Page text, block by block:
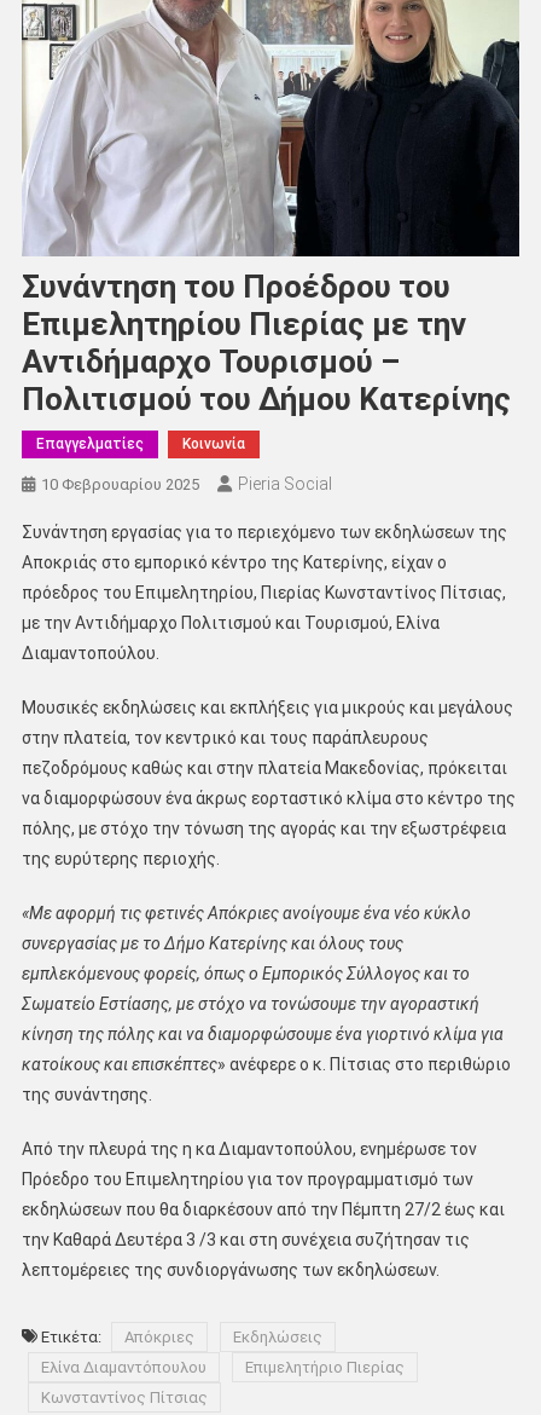
Συνάντηση του Προέδρου του
Επιμελητηρίου Πιερίας με την
Αντιδήμαρχο Τουρισμού –
Πολιτισμού του Δήμου Κατερίνης
Επαγγελματίες Κοινωνία
10 Φεβρουαρίου 2025 Pieria Social
Συνάντηση εργασίας για το περιεχόμενο των εκδηλώσεων της
Αποκριάς στο εμπορικό κέντρο της Κατερίνης, είχαν ο
πρόεδρος του Επιμελητηρίου, Πιερίας Κωνσταντίνος Πίτσιας,
με την Αντιδήμαρχο Πολιτισμού και Τουρισμού, Ελίνα
Διαμαντοπούλου.
Μουσικές εκδηλώσεις και εκπλήξεις για μικρούς και μεγάλους
στην πλατεία, τον κεντρικό και τους παράπλευρους
πεζοδρόμους καθώς και στην πλατεία Μακεδονίας, πρόκειται
να διαμορφώσουν ένα άκρως εορταστικό κλίμα στο κέντρο της
πόλης, με στόχο την τόνωση της αγοράς και την εξωστρέφεια
της ευρύτερης περιοχής.
«Με αφορμή τις φετινές Απόκριες ανοίγουμε ένα νέο κύκλο
συνεργασίας με το Δήμο Κατερίνης και όλους τους
εμπλεκόμενους φορείς, όπως ο Εμπορικός Σύλλογος και το
Σωματείο Εστίασης, με στόχο να τονώσουμε την αγοραστική
κίνηση της πόλης και να διαμορφώσουμε ένα γιορτινό κλίμα για
κατοίκους και επισκέπτες» ανέφερε ο κ. Πίτσιας στο περιθώριο
της συνάντησης.
Από την πλευρά της η κα Διαμαντοπούλου, ενημέρωσε τον
Πρόεδρο του Επιμελητηρίου για τον προγραμματισμό των
εκδηλώσεων που θα διαρκέσουν από την Πέμπτη 27/2 έως και
την Καθαρά Δευτέρα 3 /3 και στη συνέχεια συζήτησαν τις
λεπτομέρειες της συνδιοργάνωσης των εκδηλώσεων.
Ετικέτα: Απόκριες
Εκδηλώσεις
Ελίνα Διαμαντόπουλου
Επιμελητήριο Πιερίας
Κωνσταντίνος Πίτσιας